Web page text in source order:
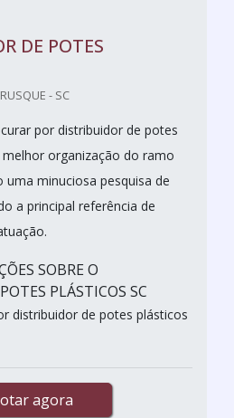
DE POTES
- SC
por distribuidor de potes
melhor organização do ramo
uma minuciosa pesquisa de
a principal referência de
SOBRE O
PLÁSTICOS SC
distribuidor de potes plásticos
agora